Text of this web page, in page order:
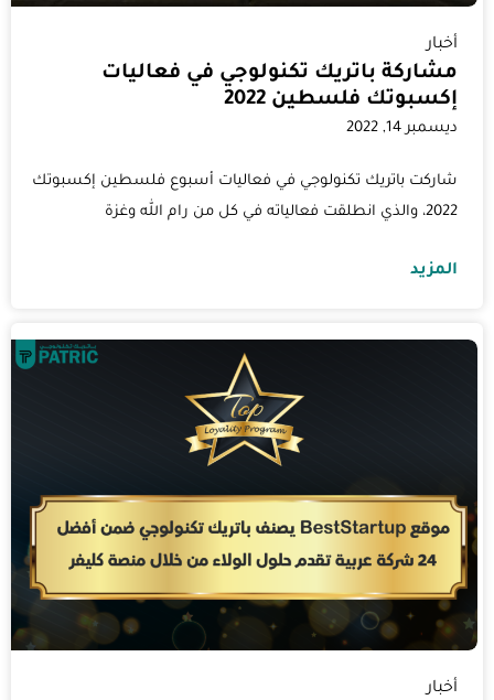
أخبار
مشاركة باتريك تكنولوجي في فعاليات
إكسبوتك فلسطين 2022
ديسمبر 14, 2022
شاركت باتريك تكنولوجي في فعاليات أسبوع فلسطين إكسبوتك
2022، والذي انطلقت فعالياته في كل من رام الله وغزة
المزيد
أخبار